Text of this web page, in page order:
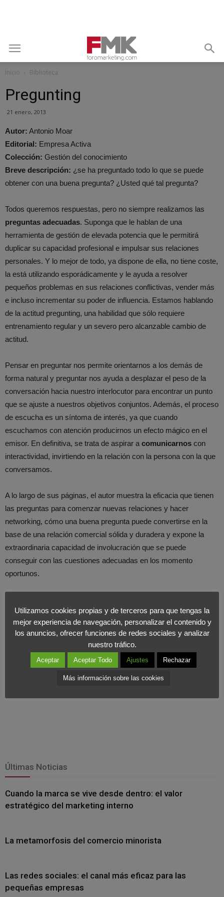
Inicio Biblioteca
Pregunting
21 enero, 2013
Autor: Antonio Moar
Editorial: Empresa Activa
Colección: Gestión del conocimiento
Breve descripción: ¿se ha preguntado todo lo que se puede
obtener con una buena pregunta? ¿Usted qué tal pregunta?
Todos queremos respuestas, pero no siempre realizamos las
preguntas adecuadas. Suponga que le hablan de una
herramienta de gestión de elevada potencia que le permitirá
duplicar su capacidad profesional e impulsar sus relaciones
personales. Y lo mejor de todo, ya dispone de ella, no tiene coste,
la está utilizando esporádicamente y le ayuda a resolver
pequeños problemas en sus relaciones conflictivas, vender más
e incluso incrementar su poder de influencia. Estamos hablando
de la actitud pregunting, una habilidad que sólo requiere
entrenamiento regular y un severo pero alcanzable cambio de
actitud.
Pensar en preguntar nos permite orientarnos a los demás de
forma natural y preguntar nos ayuda a desplazar el peso de la
conversación hacia nuestro interlocutor para encontrar un punto
que se ajuste a nuestros objetivos conjuntos. Además, el proceso
de escucha es un síntoma de interés, ya que cuando
escuchamos con atención producirnos un efecto mágico en el
emisor. En definitiva, se trata de aspirar a comunicarnos con
interactividad, invirtiendo en la relación con la persona con la que
conversamos.
A lo largo de sus páginas, el autor muestra la eficacia que tienen
las preguntas para comenzar nuevas relaciones y hacer
networking, cómo una buena pregunta puede convertirse en la
base de una relación comercial sólida y duradera y expone la
extraordinaria capacidad de involucración que se puede
conseguir con las cuestiones adecuadas en los momento
oportunos.
Últimas Noticias
Cuando la marca se vive desde dentro: el valor
estratégico del marketing interno
La metamorfosis del comercio minorista
Las redes sociales: el canal más eficaz para las
pequeñas empresas
Utilizamos cookies propias y de terceros para que tengas la
mejor experiencia de navegación, personalizar el contenido y
los anuncios, ofrecer funciones de redes sociales y analizar
nuestro tráfico.
Aceptar Aceptar Todo Ajustes Rechazar
Más información sobre las cookies